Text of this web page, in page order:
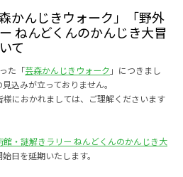
かんじきウォーク」「野外
ねんどくんのかんじき大冒
て
た「芸森かんじきウォーク 」につきまし
込みが立っておりません。
におかれましては、ご理解くださいます
館・謎解きラリー ねんどくんのかんじき大
日を延期いたします。